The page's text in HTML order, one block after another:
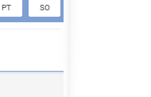
PT SO